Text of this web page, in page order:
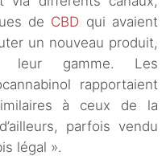
de CBD qui avaient
un nouveau produit,
leur gamme. Les
rapportaient
à ceux de la
parfois vendu
légal ».